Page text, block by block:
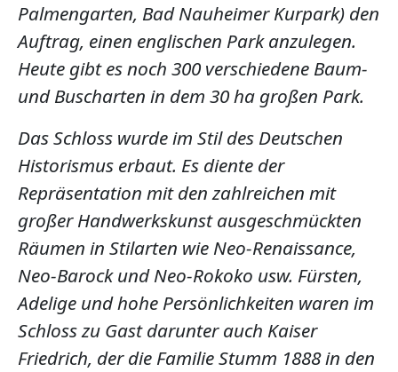
Palmengarten, Bad Nauheimer Kurpark) den
Auftrag, einen englischen Park anzulegen.
Heute gibt es noch 300 verschiedene Baum-
und Buscharten in dem 30 ha großen Park.
Das Schloss wurde im Stil des Deutschen
Historismus erbaut. Es diente der
Repräsentation mit den zahlreichen mit
großer Handwerkskunst ausgeschmückten
Räumen in Stilarten wie Neo-Renaissance,
Neo-Barock und Neo-Rokoko usw. Fürsten,
Adelige und hohe Persönlichkeiten waren im
Schloss zu Gast darunter auch Kaiser
Friedrich, der die Familie Stumm 1888 in den